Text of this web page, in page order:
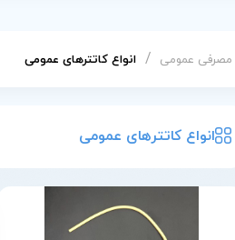
مصرفی عمومی / انواع کاتترهای عمومی
انواع کاتترهای عمومی